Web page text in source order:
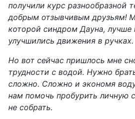
получили курс разнообразной
добрым отзывчивым друзьям!
которой синдром Дауна, лучше
улучшились движения в ручках.
Но вот сейчас пришлось мне
трудности с водой. Нужно
сложно. Сложно и экономя
нам помочь пробурить личную
не собрать.